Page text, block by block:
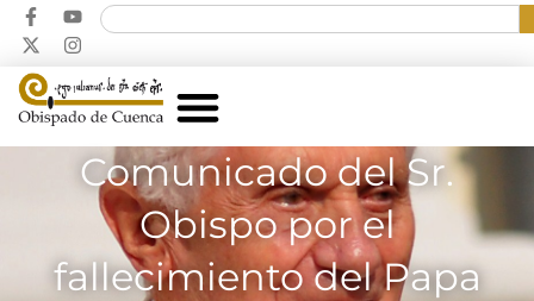
Comunicado del Sr.
Obispo por el
fallecimiento del Papa